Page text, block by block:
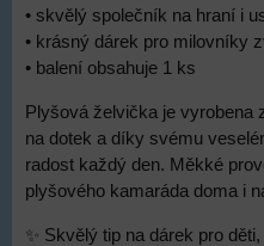
• skvělý společník na hraní i
• krásný dárek pro milovníky
• balení obsahuje 1 ks
Plyšová želvička je vyrobena
na dotek a díky svému
radost každý den. Měkké
plyšového kamaráda doma i
✨ Skvělý tip na dárek pro